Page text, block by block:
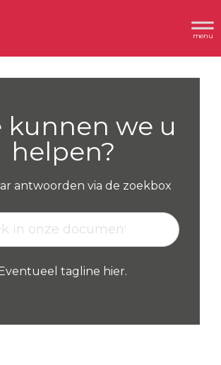
Header
Rechts
kunnen we u
helpen?
antwoorden via de zoekbox
tagline hier.